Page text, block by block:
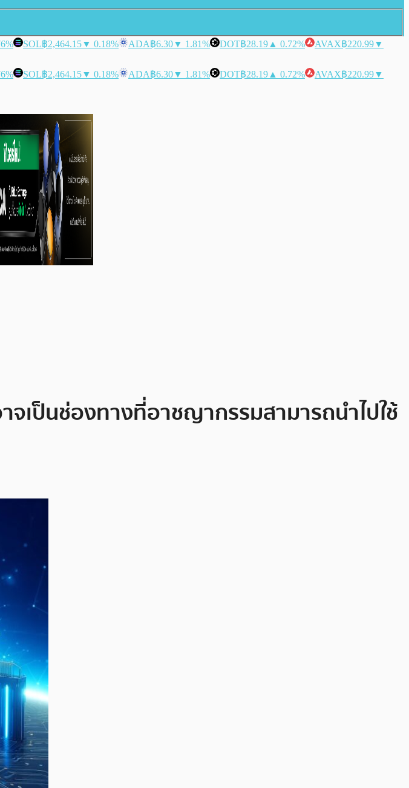
SOL฿2,464.15▼ 0.18% ADA฿6.30▼ 1.81% DOT฿28.19 ▲ 0.72% AVAX฿220.99▼
SOL฿2,464.15▼ 0.18% ADA฿6.30▼ 1.81% DOT฿28.19 ▲ 0.72% AVAX฿220.99▼
เป็นช่องทางที่อาชญากรรมสามารถนำไปใช้